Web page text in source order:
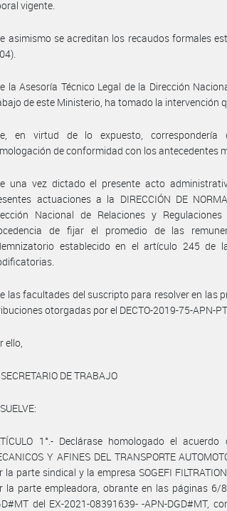
vigente.
asimismo se acreditan los recaudos formales
la Asesoría Técnico Legal de la Dirección
de este Ministerio, ha tomado la intervención
en virtud de lo expuesto,
de conformidad con los antecedentes
una vez dictado el presente acto
actuaciones a la DIRECCIÓN DE
Nacional de Relaciones y
de fijar el promedio de las
establecido en el artículo 245 de
las facultades del suscripto para resolver en las
otorgadas por el DECTO-2019-75-APN-
ello,
DE TRABAJO
1°.- Declárase homologado el
Y AFINES DEL TRANSPORTE
la parte sindical y la empresa SOGEFI
la parte empleadora, obrante en las páginas 6/
del EX-2021-08391639- -APN-DGD#MT,